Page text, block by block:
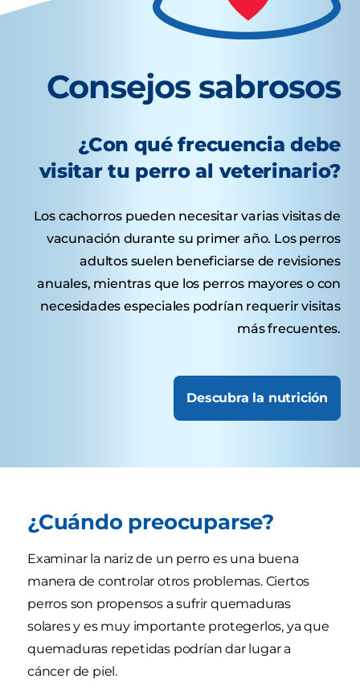
Consejos sabrosos
¿Con qué frecuencia debe
visitar tu perro al veterinario?
Los cachorros pueden necesitar varias visitas de
vacunación durante su primer año. Los perros
adultos suelen beneficiarse de revisiones
anuales, mientras que los perros mayores o con
necesidades especiales podrían requerir visitas
más frecuentes.
Descubra la nutrición
¿Cuándo preocuparse?
Examinar la nariz de un perro es una buena
manera de controlar otros problemas. Ciertos
perros son propensos a sufrir quemaduras
solares y es muy importante protegerlos, ya que
quemaduras repetidas podrían dar lugar a
cáncer de piel.